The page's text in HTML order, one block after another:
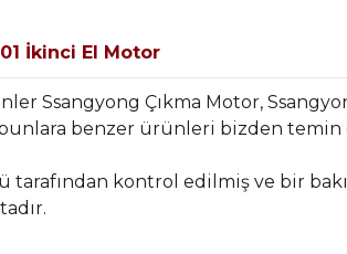
İkinci El Motor
Ssangyong Çıkma Motor,
bunlara benzer ürünleri bizden
kontrol edilmiş ve bir